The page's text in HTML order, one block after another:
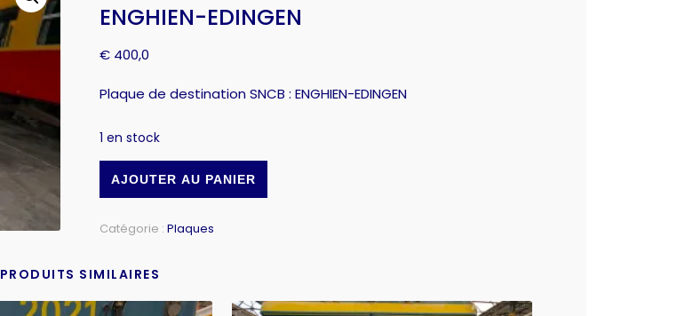
ENGHIEN-EDINGEN
€ 400,0
Plaque de destination SNCB : ENGHIEN-EDINGEN
1 en stock
AJOUTER AU PANIER
Catégorie : Plaques
PRODUITS SIMILAIRES